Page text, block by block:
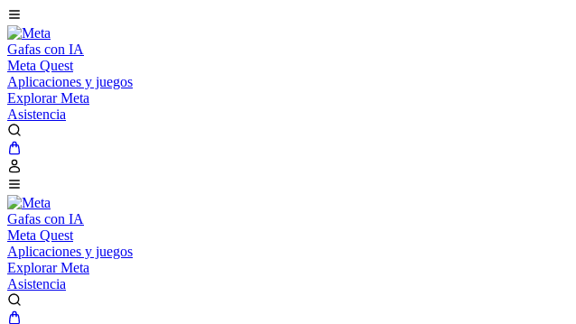
Gafas con IA
Meta Quest
Aplicaciones y juegos
Explorar Meta
Asistencia
Gafas con IA
Meta Quest
Aplicaciones y juegos
Explorar Meta
Asistencia